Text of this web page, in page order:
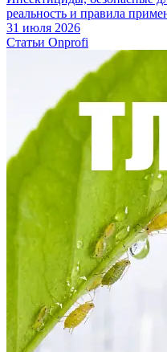
реальность и правила
31 июля 2026
Статьи Onprofi